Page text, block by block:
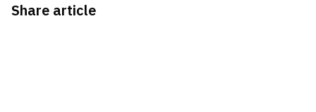
Share article